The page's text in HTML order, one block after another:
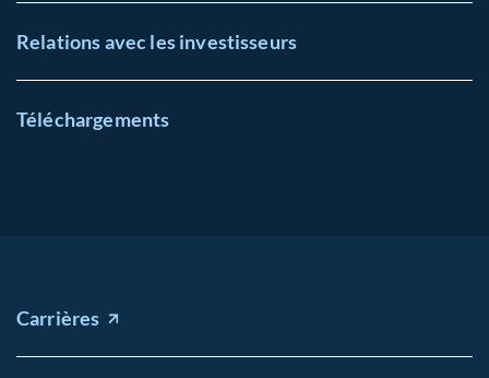
Relations avec les investisseurs
Téléchargements
Carrières